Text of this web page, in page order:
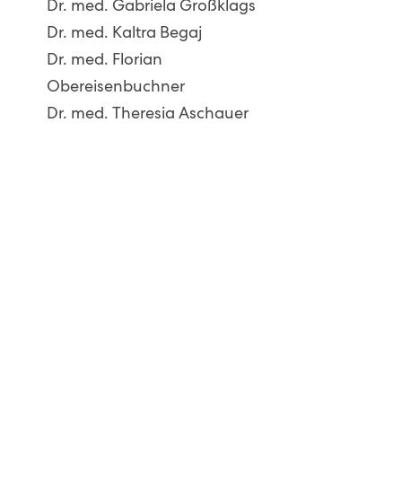
Dr. med. Gabriela Großklags
Dr. med. Kaltra Begaj
Dr. med. Florian
Obereisenbuchner
Dr. med. Theresia Aschauer